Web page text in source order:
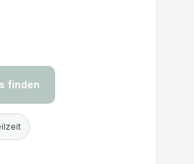
finden